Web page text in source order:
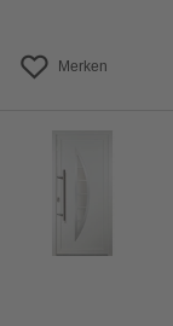
Merken